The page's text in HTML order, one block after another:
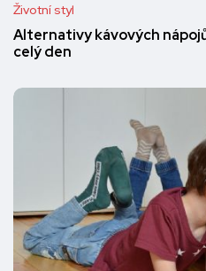
Životní styl
Alternativy kávových
celý den